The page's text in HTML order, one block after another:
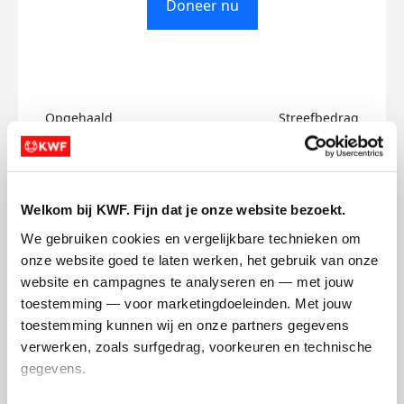
Welkom bij KWF. Fijn dat je onze website bezoekt.
We gebruiken cookies en vergelijkbare technieken om
onze website goed te laten werken, het gebruik van onze
website en campagnes te analyseren en — met jouw
toestemming — voor marketingdoeleinden. Met jouw
toestemming kunnen wij en onze partners gegevens
verwerken, zoals surfgedrag, voorkeuren en technische
gegevens.
Doneer nu
Opgehaald
€0
Streefbedrag
€750
Marguerite's badges